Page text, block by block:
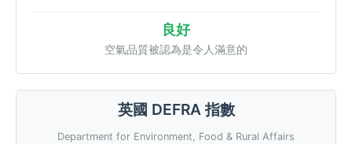
良好
空氣品質被認為是令人滿意的
英國 DEFRA 指數
Department for Environment, Food & Rural Affairs